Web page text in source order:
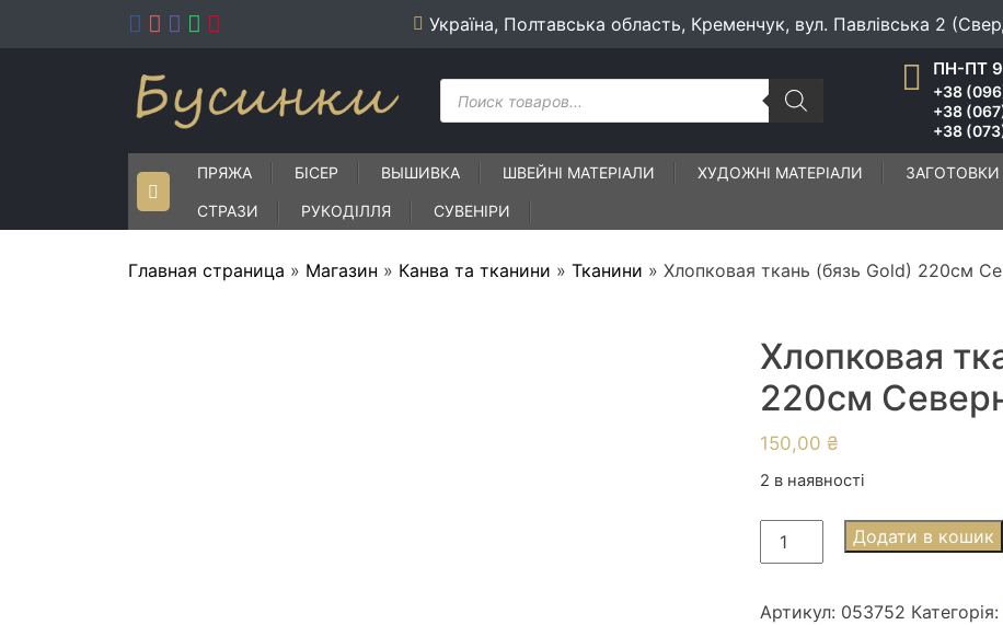
Україна, Полтавська область, Кременчук, вул. Павлівська 2
Пошук
товарів
ПН-ПТ
+38
+38
+38
ПРЯЖА БІСЕР ВЫШИВКА ШВЕЙНІ МАТЕРІАЛИ ХУДОЖНІ МАТЕРІАЛИ
СТРАЗИ РУКОДІЛЛЯ СУВЕНІРИ
Главная страница » Магазин » Канва та тканини » Тканини » Хлопковая ткань (бязь Gold) 220см
Хлопковая
220см
150,00 ₴
2 в наявності
Хлопковая
ткань
Gold)
Додати в кошик
Артикул: 053752 Категорія: